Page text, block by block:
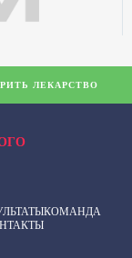
КОМАНДА
ЛЕКАРСТВО